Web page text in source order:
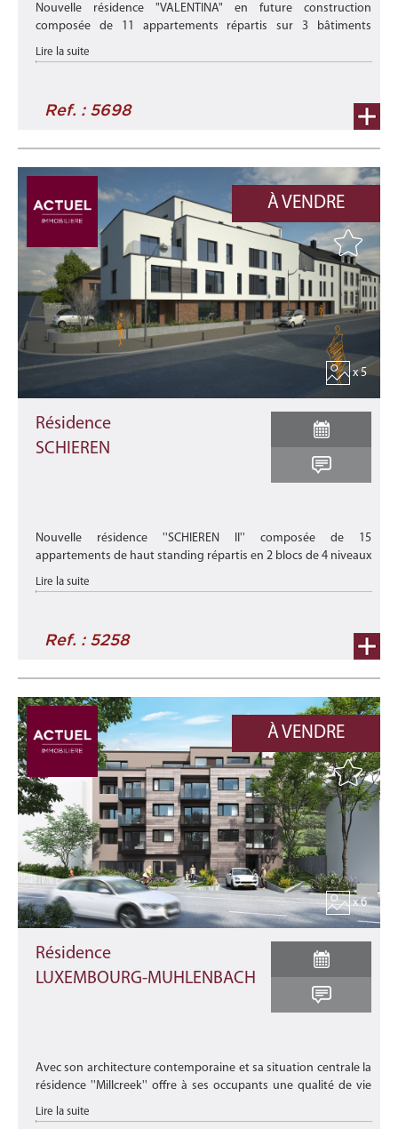
Nouvelle résidence "VALENTINA" en future construction
composée de 11 appartements répartis sur 3 bâtiments
distincts et située au cœur de la ville de PETANGE et offrant à
ses occupants un c ...
Lire la suite
Ref. : 5698
À VENDRE
x 5
Résidence
SCHIEREN
Nouvelle résidence ''SCHIEREN II'' composée de 15
appartements de haut standing répartis en 2 blocs de 4 niveaux
et située à Schieren, au sein d'un village calme.
Lire la suite
Ref. : 5258
À VENDRE
x 6
Résidence
LUXEMBOURG-MUHLENBACH
Avec son architecture contemporaine et sa situation centrale la
résidence ''Millcreek'' offre à ses occupants une qualité de vie
idéale. Situé à quelques minutes du centre de Luxembourg-
ville, d ...
Lire la suite